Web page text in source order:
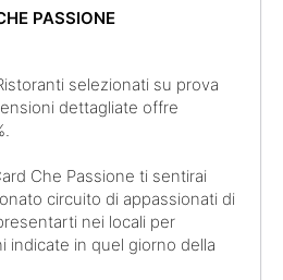
PASSIONE
selezionati su prova
dettagliate offre
Che Passione ti sentirai
circuito di appassionati di
nei locali per
indicate in quel giorno della